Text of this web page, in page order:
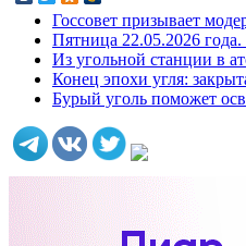
Госсовет призывает
Пятница 22.05.2026
Из угольной станции в
Конец эпохи угля:
Бурый уголь поможет